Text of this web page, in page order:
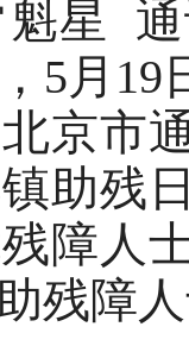
通
5月19
京市
助残
障人
残障